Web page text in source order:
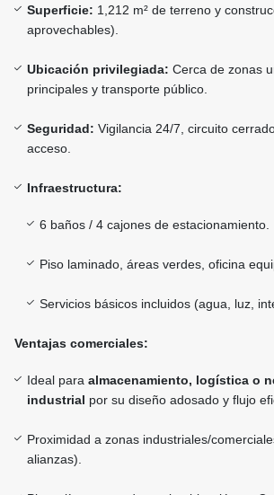
Superficie: 1,212 m² de terreno y
aprovechables).
Ubicación privilegiada: Cerca de zonas
principales y transporte público.
Seguridad: Vigilancia 24/7, circuito
acceso.
Infraestructura:
6 baños / 4 cajones de estacionamiento.
Piso laminado, áreas verdes, oficina
Servicios básicos incluidos (agua, luz,
Ventajas comerciales:
Ideal para almacenamiento, logística o
industrial por su diseño adosado y flujo
Proximidad a zonas industriales/
alianzas).